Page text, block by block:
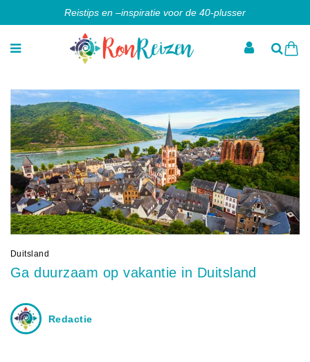
Reistips en –inspiratie voor de 40-plusser
Duitsland
Ga duurzaam op vakantie in Duitsland
Redactie